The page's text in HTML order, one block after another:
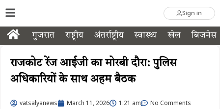
Sign in
गुजरात राष्ट्रीय अंतर्राष्ट्रीय स्वास्थ्य खेल बिज़नेस
राजकोट रेंज आईजी का मोरबी दौरा: पुलिस
अधिकारियों के साथ अहम बैठक
vatsalyanews March 11, 2026 1:21 am No Comments